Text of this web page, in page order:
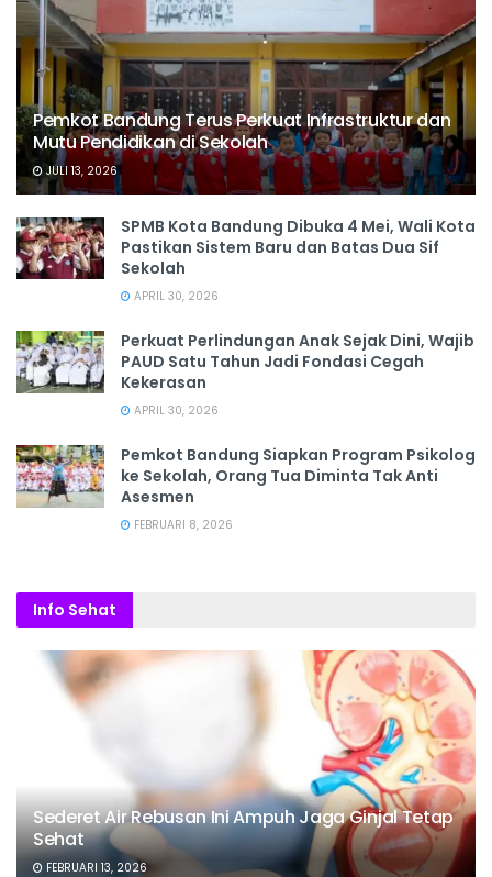
Pemkot Bandung Terus Perkuat Infrastruktur dan
Mutu Pendidikan di Sekolah
JULI 13, 2026
SPMB Kota Bandung Dibuka 4 Mei, Wali Kota
Pastikan Sistem Baru dan Batas Dua Sif
Sekolah
APRIL 30, 2026
Perkuat Perlindungan Anak Sejak Dini, Wajib
PAUD Satu Tahun Jadi Fondasi Cegah
Kekerasan
APRIL 30, 2026
Pemkot Bandung Siapkan Program Psikolog
ke Sekolah, Orang Tua Diminta Tak Anti
Asesmen
FEBRUARI 8, 2026
Info Sehat
Sederet Air Rebusan Ini Ampuh Jaga Ginjal Tetap
Sehat
FEBRUARI 13, 2026